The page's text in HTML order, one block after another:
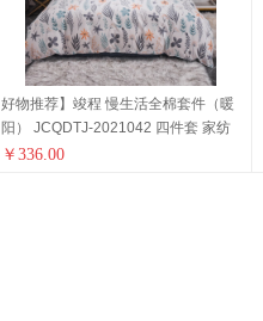
好物推荐】竣程 慢生活全棉套件（暖
阳） JCQDTJ-2021042 四件套 家纺
健康生活家居 换新季 特惠促销】
￥ 336.00